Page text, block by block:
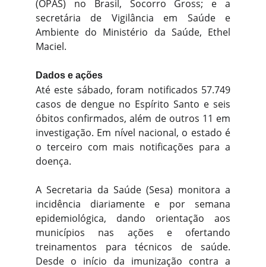
(OPAS) no Brasil, Socorro Gross; e a
secretária de Vigilância em Saúde e
Ambiente do Ministério da Saúde, Ethel
Maciel.
Dados e ações
Até este sábado, foram notificados 57.749
casos de dengue no Espírito Santo e seis
óbitos confirmados, além de outros 11 em
investigação. Em nível nacional, o estado é
o terceiro com mais notificações para a
doença.
A Secretaria da Saúde (Sesa) monitora a
incidência diariamente e por semana
epidemiológica, dando orientação aos
municípios nas ações e ofertando
treinamentos para técnicos de saúde.
Desde o início da imunização contra a